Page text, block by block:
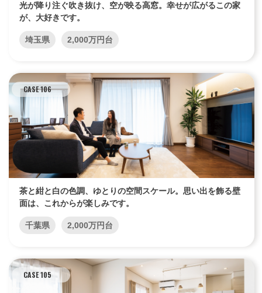
光が降り注ぐ吹き抜け、空が映る高窓。幸せが広がるこの家
が、大好きです。
埼玉県 2,000万円台
CASE 106
茶と紺と白の色調、ゆとりの空間スケール。思い出を飾る壁
面は、これからが楽しみです。
千葉県 2,000万円台
CASE 105